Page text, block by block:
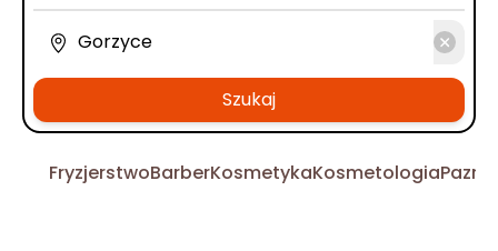
Szukaj
FryzjerstwoBarberKosmetykaKosmetologia